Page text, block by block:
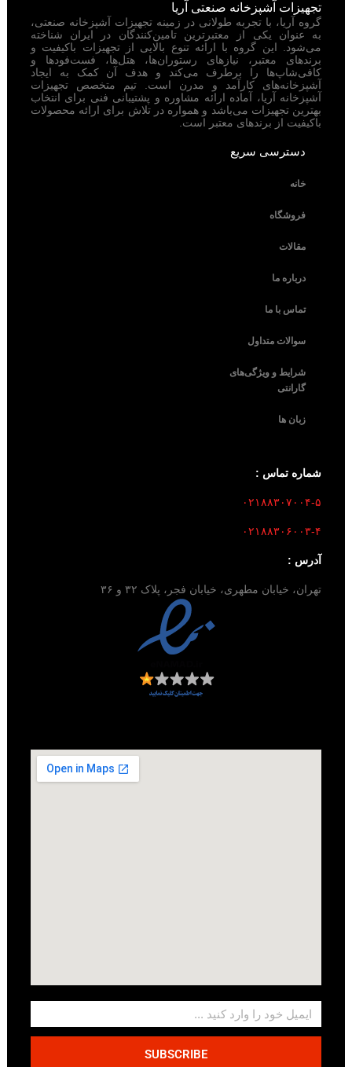
تجهیزات آشپزخانه صنعتی آریا
گروه آریا، با تجربه طولانی در زمینه تجهیزات آشپزخانه صنعتی،
به عنوان یکی از معتبرترین تامین‌کنندگان در ایران شناخته
می‌شود. این گروه با ارائه تنوع بالایی از تجهیزات باکیفیت و
برندهای معتبر، نیازهای رستوران‌ها، هتل‌ها، فست‌فودها و
کافی‌شاپ‌ها را برطرف می‌کند و هدف آن کمک به ایجاد
آشپزخانه‌های کارآمد و مدرن است. تیم متخصص تجهیزات
آشپزخانه آریا، آماده ارائه مشاوره و پشتیبانی فنی برای انتخاب
بهترین تجهیزات می‌باشد و همواره در تلاش برای ارائه محصولات
باکیفیت از برندهای معتبر است.
دسترسی سریع
خانه
فروشگاه
مقالات
درباره ما
تماس با ما
سوالات متداول
شرایط و ویژگی‌های
گارانتی
زبان ها
شماره تماس :
۰۲۱۸۸۳۰۷۰۰۴-۵
۰۲۱۸۸۳۰۶۰۰۳-۴
آدرس :
تهران، خیابان مطهری، خیابان فجر، پلاک ۳۲ و ۳۶
SUBSCRIBE